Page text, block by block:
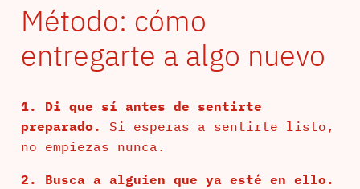
Método: cómo
entregarte a algo nuevo
1. Di que sí antes de sentirte
preparado.
Si esperas a sentirte listo,
no empiezas nunca.
2. Busca a alguien que ya esté en ello.